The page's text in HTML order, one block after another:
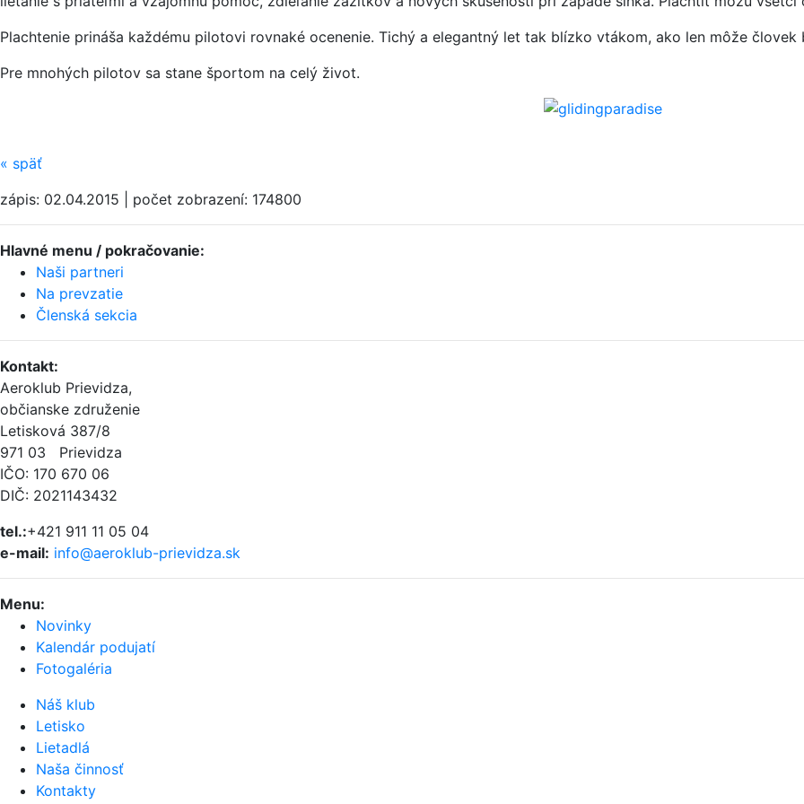
Plachtenie prináša každému pilotovi rovnaké ocenenie. Tichý a elegantný let tak blízko vtákom, ako len môže človek
Pre mnohých pilotov sa stane športom na celý život.
« späť
zápis: 02.04.2015 | počet zobrazení: 174800
Hlavné menu / pokračovanie:
Naši partneri
Na prevzatie
Členská sekcia
Kontakt:
Aeroklub Prievidza,
občianske združenie
Letisková 387/8
971 03 Prievidza
IČO: 170 670 06
DIČ: 2021143432
tel.:+421 911 11 05 04
e-mail: info@aeroklub-prievidza.sk
Menu:
Novinky
Kalendár podujatí
Fotogaléria
Náš klub
Letisko
Lietadlá
Naša činnosť
Kontakty